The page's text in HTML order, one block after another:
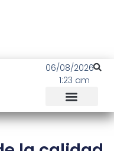
06/08/2026
1:23 am